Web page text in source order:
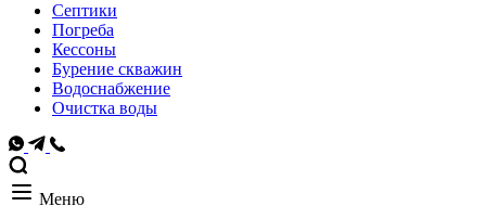
Септики
Погреба
Кессоны
Бурение скважин
Водоснабжение
Очистка воды
Меню